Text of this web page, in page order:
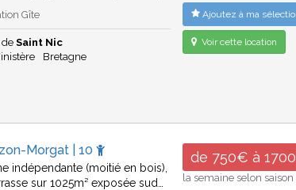
Gîte
deSaint Nic
Bretagne
Ajoutez à ma
Voir cette location
Morgat | 10
indépendante (moitié en bois),
sur 1025m² exposée sud…
de 750€ à
la semaine selon saison